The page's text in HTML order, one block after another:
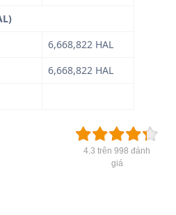
6,668,822 HAL
6,668,822 HAL
4.3 trên 998 đánh
giá